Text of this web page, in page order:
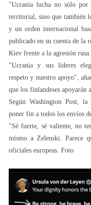
"Ucrania lucha no sólo por
territorial, sino que también
y un orden internacional
publicado en su cuenta de la
Kiev frente a la agresión rusa.
"Ucrania y sus líderes
respeto y nuestro apoyo",
que los finlandeses apoyarán
Según Washington Post,
poner fin a todos los envíos
"Sé fuerte, sé valiente, no
mismo a Zelenski. Parece
oficiales europeas. Foto